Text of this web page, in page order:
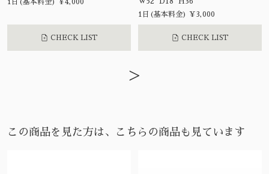
1日(基本料金) ¥4,000
CHECK LIST
1日(基本料金) ¥3,000
CHECK LIST
>
この商品を見た方は、こちらの商品も見ています